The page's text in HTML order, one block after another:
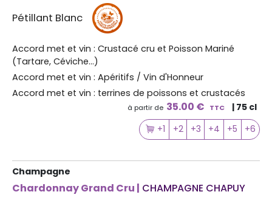
Pétillant Blanc
Accord met et vin : Crustacé cru et Poisson Mariné
(Tartare, Céviche...)
Accord met et vin : Apéritifs / Vin d'Honneur
Accord met et vin : terrines de poissons et crustacés
à partir de 35.00 € TTC
| 75 cl
+1
+2 +3 +4 +5 +6
Champagne
Chardonnay Grand Cru | CHAMPAGNE CHAPUY